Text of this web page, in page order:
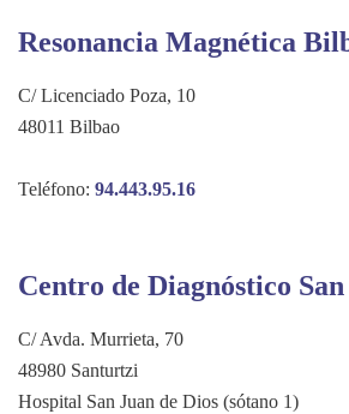
Resonancia Magnética
C/ Licenciado Poza, 10
48011 Bilbao
Teléfono: 94.443.95.16
Centro de Diagnóstico
C/ Avda. Murrieta, 70
48980 Santurtzi
Hospital San Juan de Dios (sótano 1)